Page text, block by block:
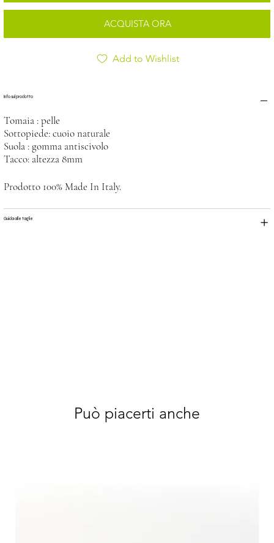
ACQUISTA ORA
Add to Wishlist
Info sul prodotto
Tomaia : pelle
Sottopiede: cuoio naturale
Suola : gomma antiscivolo
Tacco: altezza 8mm
Prodotto 100% Made In Italy.
Guida alle taglie
Può piacerti anche